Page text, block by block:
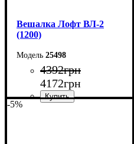
Вешалка Лофт ВЛ-2
(1200)
25498
4392грн
4172грн
-5%